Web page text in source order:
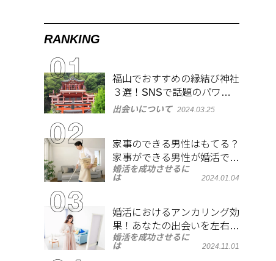
RANKING
福山でおすすめの縁結び神社
３選！SNSで話題のパワー
スポットで良縁祈願
出会いについて 2024.03.25
家事のできる男性はもてる？
家事ができる男性が婚活で人
気がある理由
婚活を成功させるに
は
2024.01.04
婚活におけるアンカリング効
果！あなたの出会いを左右す
る心理とは？
婚活を成功させるに
は
2024.11.01